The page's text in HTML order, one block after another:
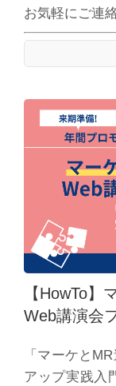
お気軽にご連
【HowTo】
Web講演会
「マーケと
アップ実践入